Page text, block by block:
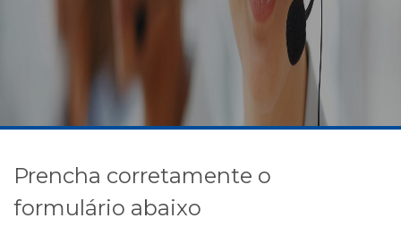
Prencha corretamente o
formulário abaixo